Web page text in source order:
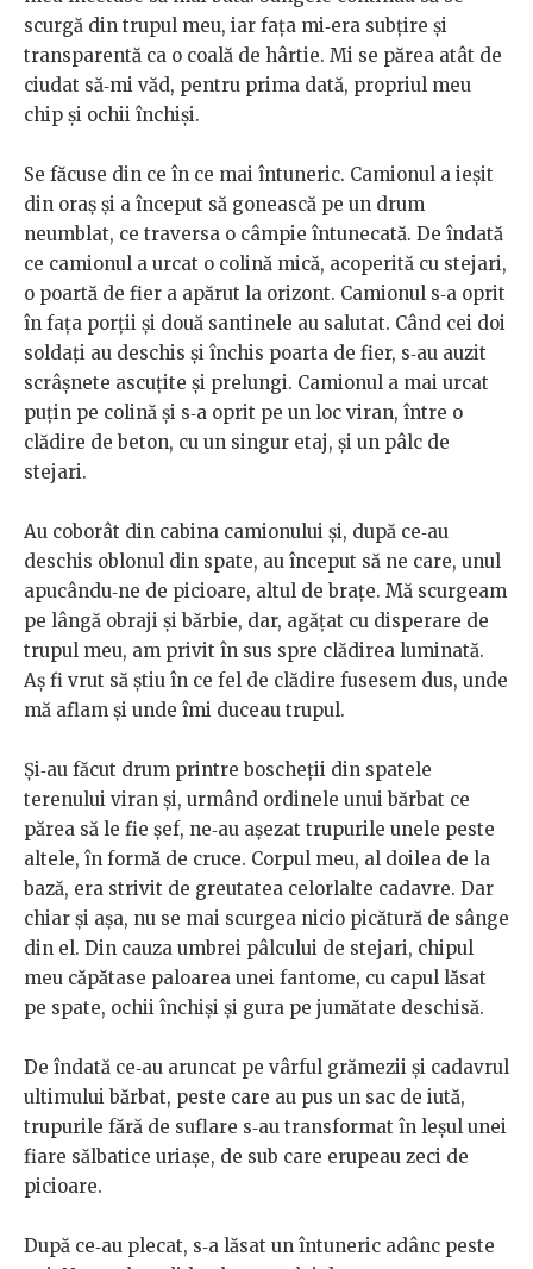
scurgă din trupul meu, iar fața mi‑era subțire și
transparentă ca o coală de hârtie. Mi se părea atât de
ciudat să‑mi văd, pentru prima dată, propriul meu
chip și ochii închiși.
Se făcuse din ce în ce mai întuneric. Camionul a ieșit
din oraș și a început să gonească pe un drum
neumblat, ce traversa o câmpie întunecată. De îndată
ce camionul a urcat o colină mică, acoperită cu stejari,
o poartă de fier a apărut la orizont. Camionul s‑a oprit
în fața porții și două santinele au salutat. Când cei doi
soldați au deschis și închis poarta de fier, s‑au auzit
scrâșnete ascuțite și prelungi. Camionul a mai urcat
puțin pe colină și s‑a oprit pe un loc viran, între o
clădire de beton, cu un singur etaj, și un pâlc de
stejari.
Au coborât din cabina camionului și, după ce‑au
deschis oblonul din spate, au început să ne care, unul
apucându‑ne de picioare, altul de brațe. Mă scurgeam
pe lângă obraji și bărbie, dar, agățat cu disperare de
trupul meu, am privit în sus spre clădirea luminată.
Aș fi vrut să știu în ce fel de clădire fusesem dus, unde
mă aflam și unde îmi duceau trupul.
Și‑au făcut drum printre boscheții din spatele
terenului viran și, urmând ordinele unui bărbat ce
părea să le fie șef, ne‑au așezat trupurile unele peste
altele, în formă de cruce. Corpul meu, al doilea de la
bază, era strivit de greutatea celorlalte cadavre. Dar
chiar și așa, nu se mai scurgea nicio picătură de sânge
din el. Din cauza umbrei pâlcului de stejari, chipul
meu căpătase paloarea unei fantome, cu capul lăsat
pe spate, ochii închiși și gura pe jumătate deschisă.
De îndată ce‑au aruncat pe vârful grămezii și cadavrul
ultimului bărbat, peste care au pus un sac de iută,
trupurile fără de suflare s‑au transformat în leșul unei
fiare sălbatice uriașe, de sub care erupeau zeci de
picioare.
După ce‑au plecat, s‑a lăsat un întuneric adânc peste